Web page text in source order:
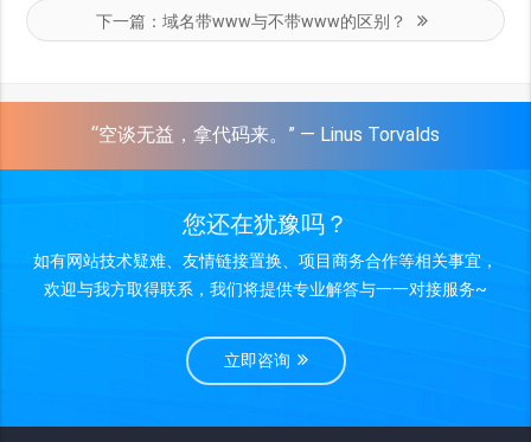
下一篇：域名带www与不带www的区别？
“空谈无益，拿代码来。” — Linus Torvalds
您还在犹豫吗？
如有网站技术疑难、友情链接置换、项目商务合作等相关事宜，
欢迎与我方取得联系，我们将提供专业解答与一一对接服务~
立即咨询